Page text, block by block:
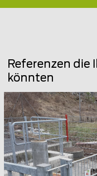
Referenzen die
könnten